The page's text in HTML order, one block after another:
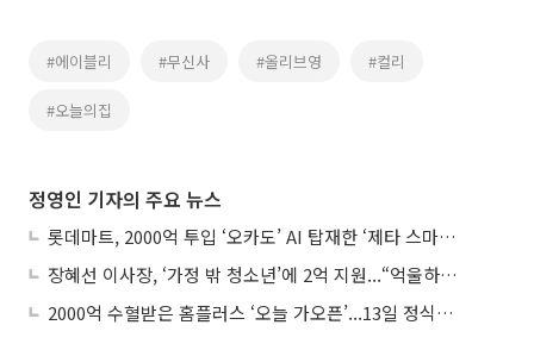
#에이블리 #무신사 #올리브영 #컬리
#오늘의집
정영인 기자의 주요 뉴스
롯데마트, 2000억 투입 ‘오카도’ AI 탑재한 ‘제타 스마트센터’...온라인 장보기 판 바꾼다
장혜선 이사장, ‘가정 밖 청소년’에 2억 지원...“억울하고 아파도 단단해지길”
2000억 수혈받은 홈플러스 ‘오늘 가오픈’...13일 정식 개장 시험대